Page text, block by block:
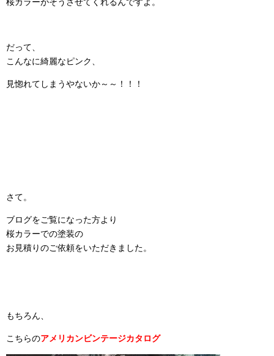
だって、
こんなに綺麗なピンク、
見惚れてしまうやないか～～！！！
さて。
ブログをご覧になった方より
桜カラーでの塗装の
お見積りのご依頼をいただきました。
もちろん、
こちらのアメリカンビンテージカタログ